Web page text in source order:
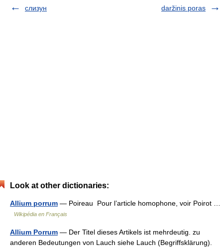
слизун
daržinis poras
Look at other dictionaries:
Allium porrum — Poireau Pour l’article homophone, voir Poirot …
Wikipédia en Français
Allium Porrum — Der Titel dieses Artikels ist mehrdeutig. zu
anderen Bedeutungen von Lauch siehe Lauch (Begriffsklärung).